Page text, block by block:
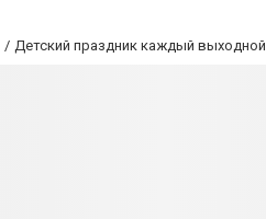
Детский праздник каждый выходной